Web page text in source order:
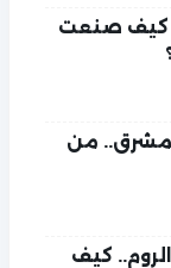
كيف صنعت
من
كيف